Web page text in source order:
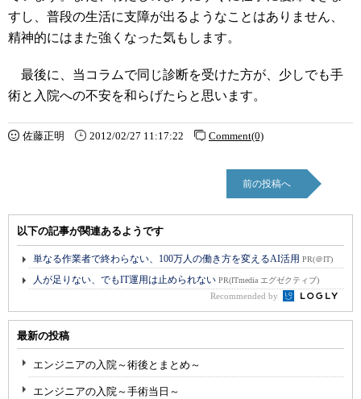
すし、普段の生活に支障が出るようなことはありません、
精神的にはまた強くなった気もします。
最後に、当コラムで同じ診断を受けた方が、少しでも手
術と入院への不安を和らげたらと思います。
佐藤正明 2012/02/27 11:17:22 Comment(0)
前の投稿へ
以下の記事が関連あるようです
単なる作業者で終わらない、100万人の働き方を変えるAI活用 PR(＠IT)
人が足りない、でもIT運用は止められない PR(ITmedia エグゼクティブ)
Recommended by
最新の投稿
エンジニアの入院～術後とまとめ～
エンジニアの入院～手術当日～